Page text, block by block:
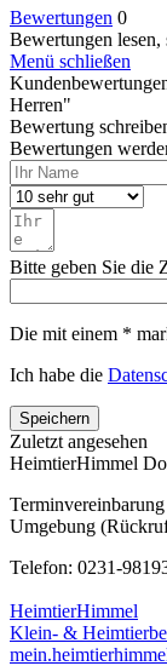
Bewertungen 0
Bewertungen
Menü schließen
Herren"
Bewertung
Bewertungen
Bitte geben Sie die
Die mit einem *
Ich habe die
Speichern
Zuletzt angesehen
HeimtierHimmel
Umgebung
Telefon: 0231-
HeimtierHimmel
Klein- &